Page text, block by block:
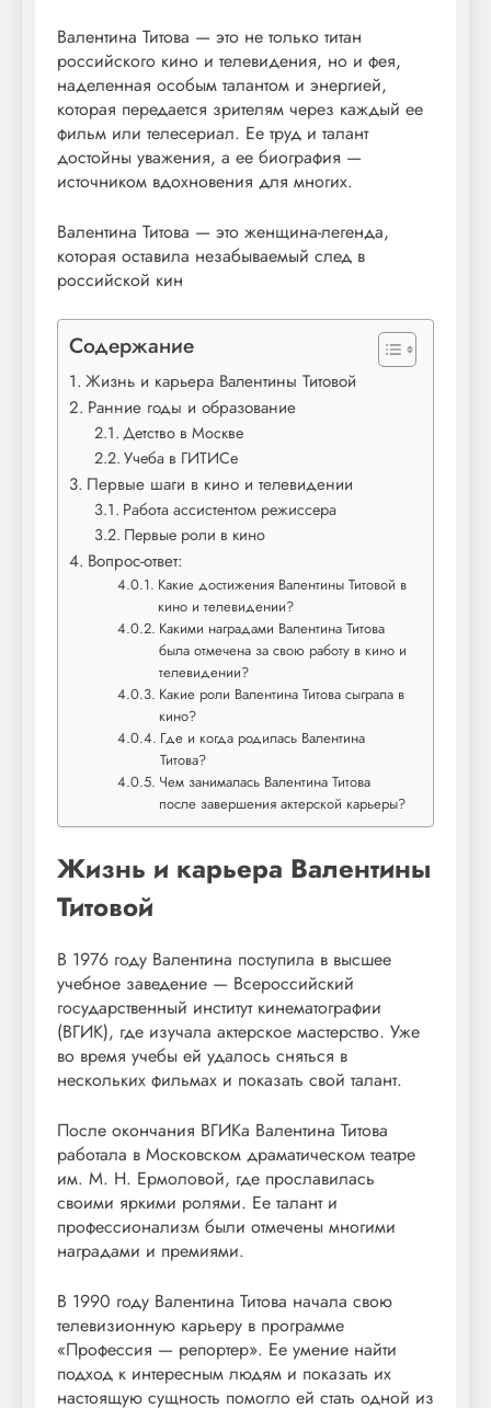
Валентина Титова — это не только титан
российского кино и телевидения, но и фея,
наделенная особым талантом и энергией,
которая передается зрителям через каждый ее
фильм или телесериал. Ее труд и талант
достойны уважения, а ее биография —
источником вдохновения для многих.
Валентина Титова — это женщина-легенда,
которая оставила незабываемый след в
российской кин
Содержание
Жизнь и карьера Валентины Титовой
Ранние годы и образование
Детство в Москве
Учеба в ГИТИСе
Первые шаги в кино и телевидении
Работа ассистентом режиссера
Первые роли в кино
Вопрос-ответ:
Какие достижения Валентины Титовой в
кино и телевидении?
Какими наградами Валентина Титова
была отмечена за свою работу в кино и
телевидении?
Какие роли Валентина Титова сыграла в
кино?
Где и когда родилась Валентина
Титова?
Чем занималась Валентина Титова
после завершения актерской карьеры?
Жизнь и карьера Валентины
Титовой
В 1976 году Валентина поступила в высшее
учебное заведение — Всероссийский
государственный институт кинематографии
(ВГИК), где изучала актерское мастерство. Уже
во время учебы ей удалось сняться в
нескольких фильмах и показать свой талант.
После окончания ВГИКа Валентина Титова
работала в Московском драматическом театре
им. М. Н. Ермоловой, где прославилась
своими яркими ролями. Ее талант и
профессионализм были отмечены многими
наградами и премиями.
В 1990 году Валентина Титова начала свою
телевизионную карьеру в программе
«Профессия — репортер». Ее умение найти
подход к интересным людям и показать их
настоящую сущность помогло ей стать одной из